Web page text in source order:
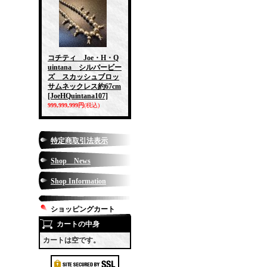
コチティ Joe・H・Q
uintana シルバービー
ズ スカッシュブロッ
サムネックレス約67cm
[JoeHQuintana107]
999,999,999円(税込)
特定商取引法表示
Shop News
Shop Information
ショッピングカート
カートの中身
カートは空です。